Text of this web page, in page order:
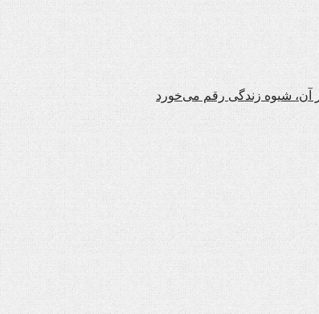
آن، شیوه زندگی رقم می‌خورد